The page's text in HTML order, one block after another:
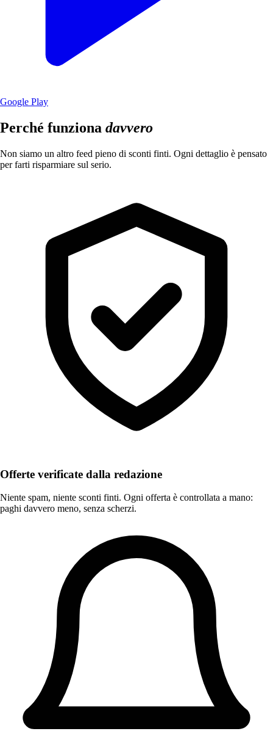
Google Play
Perché funziona davvero
Non siamo un altro feed pieno di sconti finti. Ogni dettaglio è pensato
per farti risparmiare sul serio.
Offerte verificate dalla redazione
Niente spam, niente sconti finti. Ogni offerta è controllata a mano:
paghi davvero meno, senza scherzi.